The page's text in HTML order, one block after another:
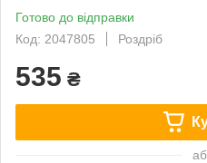
Готово до відправки
Код: 2047805
Роздріб
535 ₴